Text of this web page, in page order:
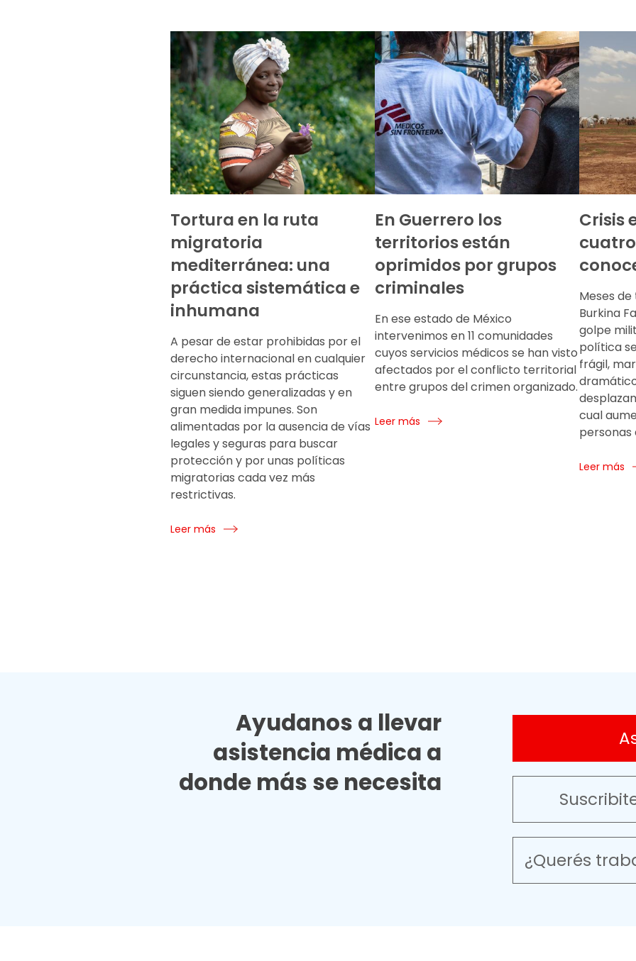
Tortura en la ruta
migratoria
mediterránea: una
práctica sistemática e
inhumana
A pesar de estar prohibidas por el
derecho internacional en cualquier
circunstancia, estas prácticas
siguen siendo generalizadas y en
gran medida impunes. Son
alimentadas por la ausencia de vías
legales y seguras para buscar
protección y por unas políticas
migratorias cada vez más
restrictivas.
Leer más
En Guerrero los
territorios están
oprimidos por grupos
criminales
En ese estado de México
intervenimos en 11 comunidades
cuyos servicios médicos se han visto
afectados por el conflicto territorial
entre grupos del crimen organizado.
Leer más
Crisis
Meses
Burkina
golpe
política
frágil,
cual
personas
Leer más
Ayudanos a llevar
asistencia médica a
donde más se necesita
¿Querés